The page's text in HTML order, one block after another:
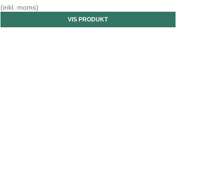
(inkl. moms)
VIS PRODUKT